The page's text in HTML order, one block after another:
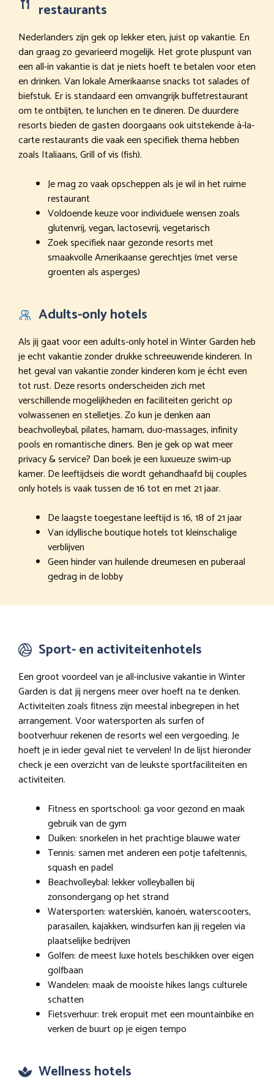
restaurants
Nederlanders zijn gek op lekker eten, juist op vakantie. En
dan graag zo gevarieerd mogelijk. Het grote pluspunt van
een all-in vakantie is dat je niets hoeft te betalen voor eten
en drinken. Van lokale Amerikaanse snacks tot salades of
biefstuk. Er is standaard een omvangrijk buffetrestaurant
om te ontbijten, te lunchen en te dineren. De duurdere
resorts bieden de gasten doorgaans ook uitstekende à-la-
carte restaurants die vaak een specifiek thema hebben
zoals Italiaans, Grill of vis (fish).
Je mag zo vaak opscheppen als je wil in het ruime
restaurant
Voldoende keuze voor individuele wensen zoals
glutenvrij, vegan, lactosevrij, vegetarisch
Zoek specifiek naar gezonde resorts met
smaakvolle Amerikaanse gerechtjes (met verse
groenten als asperges)
Adults-only hotels
Als jij gaat voor een adults-only hotel in Winter Garden heb
je echt vakantie zonder drukke schreeuwende kinderen. In
het geval van vakantie zonder kinderen kom je écht even
tot rust. Deze resorts onderscheiden zich met
verschillende mogelijkheden en faciliteiten gericht op
volwassenen en stelletjes. Zo kun je denken aan
beachvolleybal, pilates, hamam, duo-massages, infinity
pools en romantische diners. Ben je gek op wat meer
privacy & service? Dan boek je een luxueuze swim-up
kamer. De leeftijdseis die wordt gehandhaafd bij couples
only hotels is vaak tussen de 16 tot en met 21 jaar.
De laagste toegestane leeftijd is 16, 18 of 21 jaar
Van idyllische boutique hotels tot kleinschalige
verblijven
Geen hinder van huilende dreumesen en puberaal
gedrag in de lobby
Sport- en activiteitenhotels
Een groot voordeel van je all-inclusive vakantie in Winter
Garden is dat jij nergens meer over hoeft na te denken.
Activiteiten zoals fitness zijn meestal inbegrepen in het
arrangement. Voor watersporten als surfen of
bootverhuur rekenen de resorts wel een vergoeding. Je
hoeft je in ieder geval niet te vervelen! In de lijst hieronder
check je een overzicht van de leukste sportfaciliteiten en
activiteiten.
Fitness en sportschool: ga voor gezond en maak
gebruik van de gym
Duiken: snorkelen in het prachtige blauwe water
Tennis: samen met anderen een potje tafeltennis,
squash en padel
Beachvolleybal: lekker volleyballen bij
zonsondergang op het strand
Watersporten: waterskiën, kanoën, waterscooters,
parasailen, kajakken, windsurfen kan jij regelen via
plaatselijke bedrijven
Golfen: de meest luxe hotels beschikken over eigen
golfbaan
Wandelen: maak de mooiste hikes langs culturele
schatten
Fietsverhuur: trek eropuit met een mountainbike en
verken de buurt op je eigen tempo
Wellness hotels